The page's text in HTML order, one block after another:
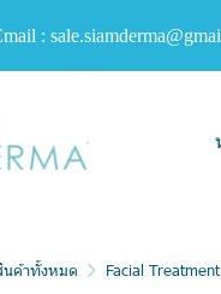
:
นค้าทั้งหมด Facial Treatment